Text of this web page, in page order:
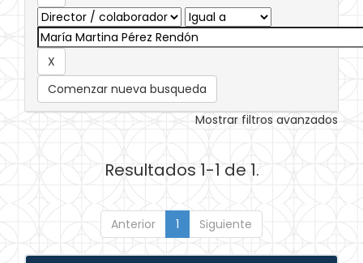
Comenzar nueva busqueda
Mostrar filtros avanzados
Resultados 1-1 de 1.
Anterior 1 Siguiente